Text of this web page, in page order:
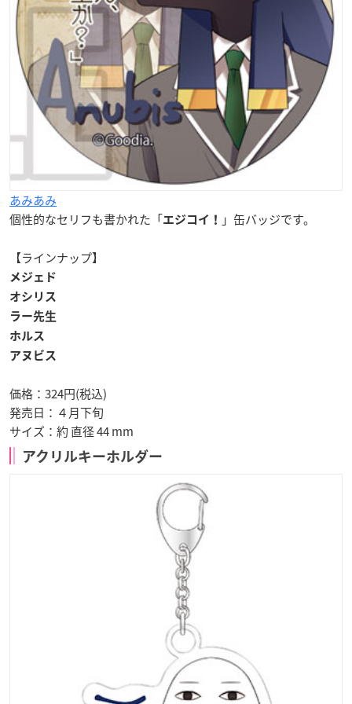
あみあみ
個性的なセリフも書かれた「エジコイ！ 」缶バッジです。
【ラインナップ】
メジェド
オシリス
ラー先生
ホルス
アヌビス
価格：324円(税込)
発売日： ４月下旬
サイズ：約 直径 44 mm
アクリルキーホルダー